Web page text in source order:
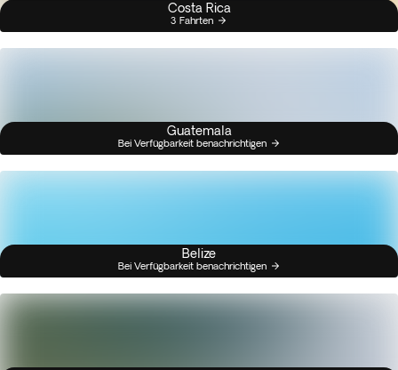
Costa Rica
3 Fahrten
Guatemala
Bei Verfügbarkeit benachrichtigen
Belize
Bei Verfügbarkeit benachrichtigen